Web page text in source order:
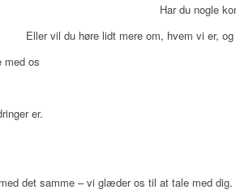
Har du nogle
Eller vil du høre lidt mere om, hvem vi er,
med os
er.
det samme – vi glæder os til at tale med dig.